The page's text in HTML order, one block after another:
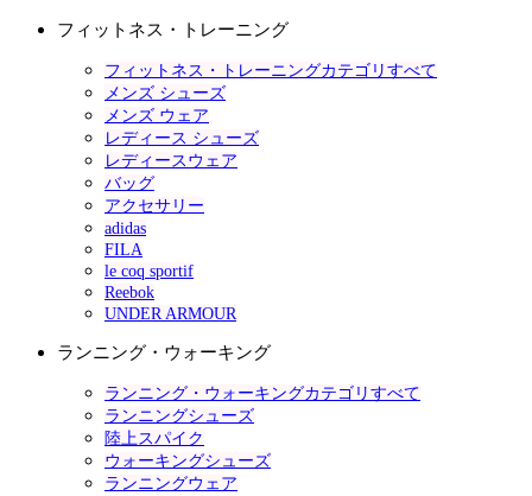
フィットネス・トレーニング
フィットネス・トレーニングカテゴリすべて
メンズ シューズ
メンズ ウェア
レディース シューズ
レディースウェア
バッグ
アクセサリー
adidas
FILA
le coq sportif
Reebok
UNDER ARMOUR
ランニング・ウォーキング
ランニング・ウォーキングカテゴリすべて
ランニングシューズ
陸上スパイク
ウォーキングシューズ
ランニングウェア